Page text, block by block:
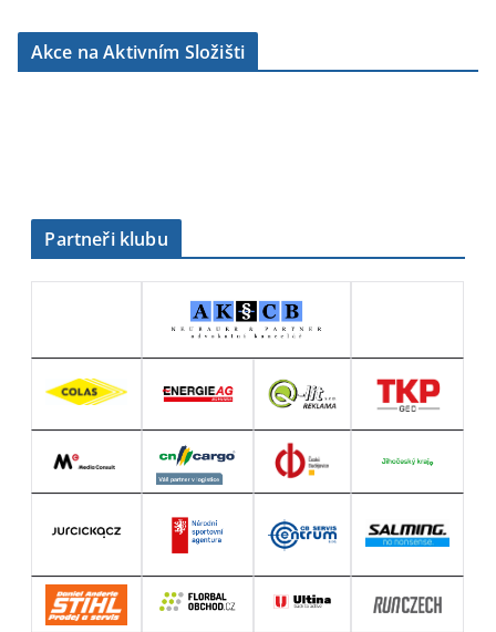
b
Akce na Aktivním Složišti
Partneři klubu